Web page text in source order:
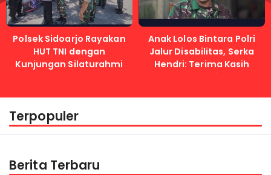
Polsek Sidoarjo Rayakan
HUT TNI dengan
Kunjungan Silaturahmi
Anak Lolos Bintara Polri
Jalur Disabilitas, Serka
Hendri: Terima Kasih
Kapolri
Terpopuler
Berita Terbaru